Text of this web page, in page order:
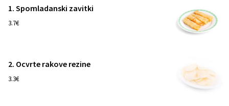
1. Spomladanski zavitki
3.7€
2. Ocvrte rakove rezine
3.3€